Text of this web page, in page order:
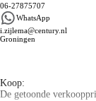
06-27875707
WhatsApp
i.zijlema@century.nl
Groningen
Koop:
De getoonde